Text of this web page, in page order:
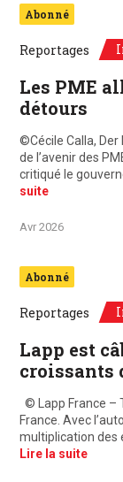
Abonné
Reportages
Les PME
détours
©Cécile Calla,
de l’avenir des
critiqué le
suite
Avr 2026
Abonné
Reportages
Lapp est
croissants
© Lapp France –
France. Avec
multiplication des
Lire la suite